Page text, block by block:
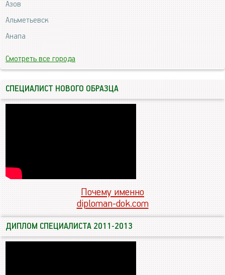
Азов
Альметьевск
Анапа
Смотреть все города
СПЕЦИАЛИСТ НОВОГО ОБРАЗЦА
Почему именно
diploman-dok.com
ДИПЛОМ СПЕЦИАЛИСТА 2011-2013